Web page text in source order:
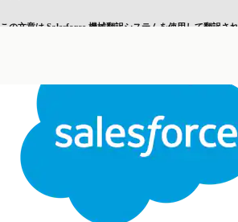
この文章は Salesforce 機械翻訳システムを使用して翻訳さ
閉じる 閉じる